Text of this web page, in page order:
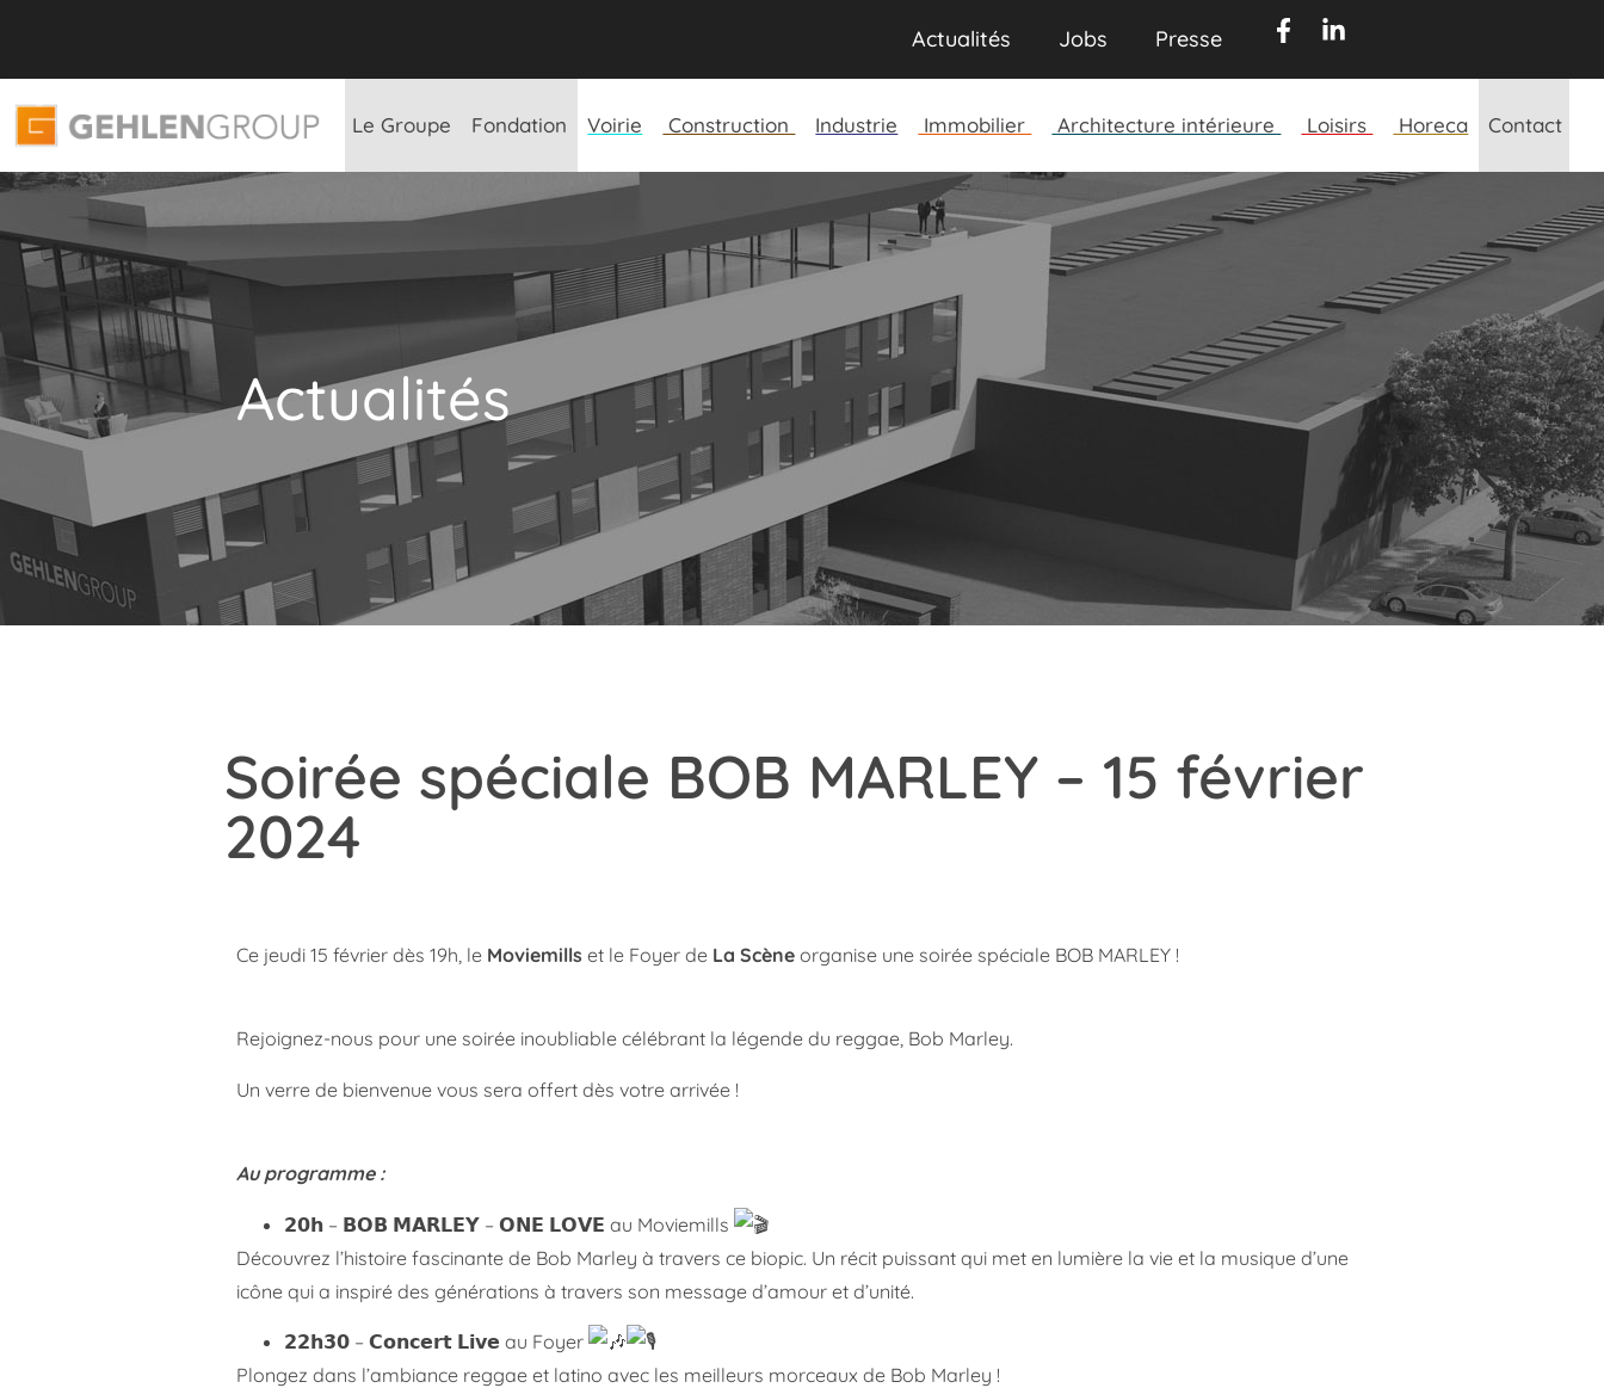
Actualités Jobs​ Presse​
Le Groupe Fondation Voirie Construction Industrie Immobilier Architecture intérieure Loisirs Horeca Contact
Actualités
Soirée spéciale BOB MARLEY – 15 février
2024
Ce jeudi 15 février dès 19h, le Moviemillset le Foyer de La Scène organise une soirée spéciale BOB MARLEY !
Rejoignez-nous pour une soirée inoubliable célébrant la légende du reggae, Bob Marley.
Un verre de bienvenue vous sera offert dès votre arrivée !
Au programme :
𝟮𝟬𝗵 – 𝗕𝗢𝗕 𝗠𝗔𝗥𝗟𝗘𝗬 – 𝗢𝗡𝗘 𝗟𝗢𝗩𝗘 au Moviemills
Découvrez l’histoire fascinante de Bob Marley à travers ce biopic. Un récit puissant qui met en lumière la vie et la musique d’une
icône qui a inspiré des générations à travers son message d’amour et d’unité.
𝟮𝟮𝗵𝟯𝟬 – 𝗖𝗼𝗻𝗰𝗲𝗿𝘁 𝗟𝗶𝘃𝗲 au Foyer
Plongez dans l’ambiance reggae et latino avec les meilleurs morceaux de Bob Marley !